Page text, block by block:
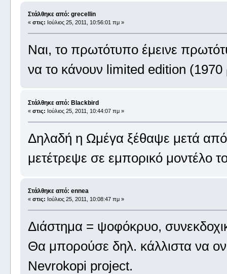
Στάλθηκε από: grecellin
« στις: Ιούλιος 25, 2011, 10:56:01 πμ »
Ναι, το πρωτότυπο έμεινε
να το κάνουν limited edition (1970
Στάλθηκε από: Blackbird
« στις: Ιούλιος 25, 2011, 10:44:07 πμ »
Δηλαδή η Ωμέγα ξέθαψε μετά από
μετέτρεψε σε εμπορικό μοντέλο
Στάλθηκε από: ennea
« στις: Ιούλιος 25, 2011, 10:08:47 πμ »
Διάστημα = ψοφόκρυο,
Θα μπορούσε δηλ. κάλλιστα να
Nevrokopi project.